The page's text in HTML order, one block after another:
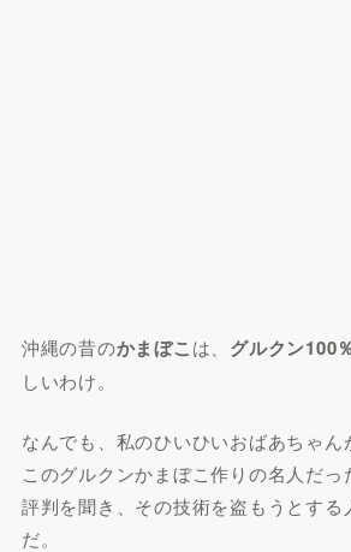
沖縄の昔のかまぼこは、 グルクン100
しいわけ。
なんでも、私のひいひいおばあちゃん
このグルクンかまぼこ作りの名人だっ
評判を聞き、その技術を盗もうとする
だ。